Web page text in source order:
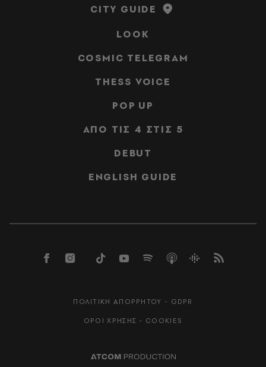
CITY GUIDE
LOOK
COSMIC TELEGRAM
THESS VOICE
POP UP
ΑΠΟ ΤΙΣ 4 ΣΤΙΣ 5
DEBUT
ENGLISH GUIDE
ΠΟΛΙΤΙΚΗ ΑΠΟΡΡΗΤΟΥ - GDPR
ΟΡΟΙ ΧΡΗΣΗΣ - COOKIES